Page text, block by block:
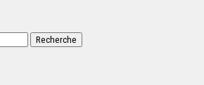
Recherche